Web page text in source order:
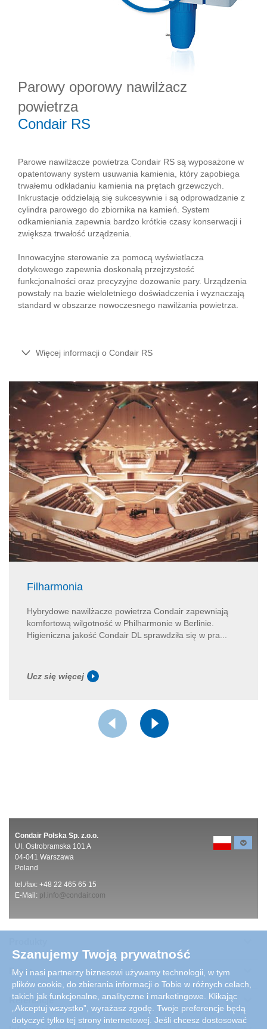
Parowy oporowy nawilżacz
powietrza
Condair RS
Parowe nawilżacze powietrza Condair RS są wyposażone w
opatentowany system usuwania kamienia, który zapobiega
trwałemu odkładaniu kamienia na prętach grzewczych.
Inkrustacje oddzielają się sukcesywnie i są odprowadzanie z
cylindra parowego do zbiornika na kamień. System
odkamieniania zapewnia bardzo krótkie czasy konserwacji i
zwiększa trwałość urządzenia.
Innowacyjne sterowanie za pomocą wyświetlacza
dotykowego zapewnia doskonałą przejrzystość
funkcjonalności oraz precyzyjne dozowanie pary. Urządzenia
powstały na bazie wieloletniego doświadczenia i wyznaczają
standard w obszarze nowoczesnego nawilżania powietrza.
Więcej informacji o Condair RS
Filharmonia
Hybrydowe nawilżacze powietrza Condair zapewniają
komfortową wilgotność w Philharmonie w Berlinie.
Higieniczna jakość Condair DL sprawdziła się w pra...
Ucz się więcej
Condair Polska Sp. z.o.o.
UI. Ostrobramska 101 A
04-041 Warszawa
Poland
tel./fax: +48 22 465 65 15
E-Mail: pl.info@condair.com
Praca
Referencje
Szanujemy Twoją prywatność
My i nasi partnerzy biznesowi używamy technologii, w tym
plików cookie, do zbierania informacji o Tobie w różnych celach,
takich jak funkcjonalne, analityczne i marketingowe. Klikając
„Akceptuj wszystko”, wyrażasz zgodę. Twoje preferencje będą
dotyczyć tylko tej strony internetowej. Jeśli chcesz dostosować